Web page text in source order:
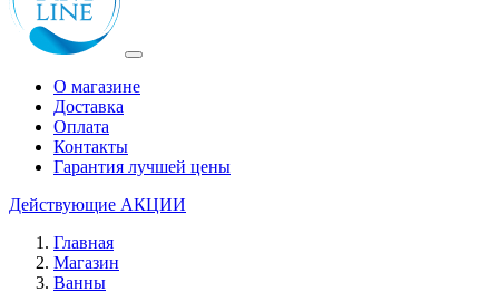
О магазине
Доставка
Оплата
Контакты
Гарантия лучшей цены
Действующие АКЦИИ
Главная
Магазин
Ванны